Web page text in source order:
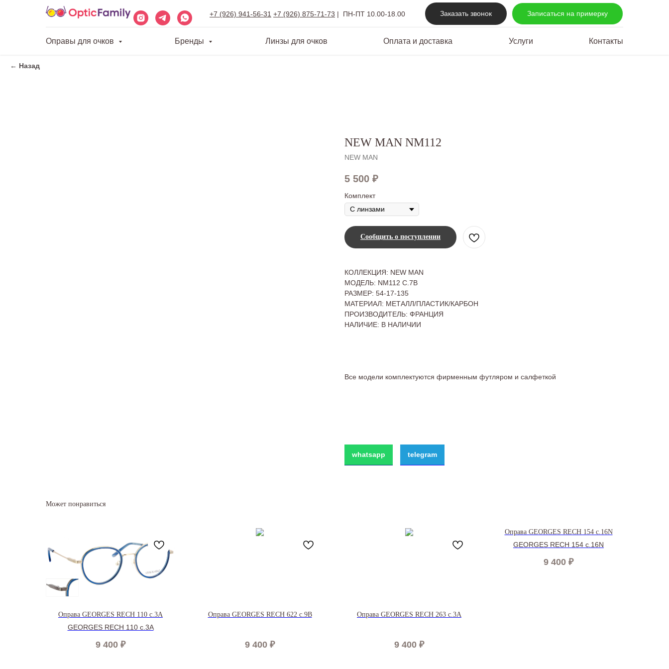
+7 (926) 941-56-31 +7 (926) 875-71-73 | ПН-ПТ 10.00-18.00 Заказать звонок Записаться на примерку
Оправы для очков Бренды Линзы для очков Оплата и доставка Услуги Контакты
← Назад
NEW MAN NM112
NEW MAN
5 500 ₽
Комплект
Сообщить о поступлении
КОЛЛЕКЦИЯ: NEW MAN
МОДЕЛЬ: NM112 C.7B
РАЗМЕР: 54-17-135
МАТЕРИАЛ: МЕТАЛЛ/ПЛАСТИК/КАРБОН
ПРОИЗВОДИТЕЛЬ: ФРАНЦИЯ
НАЛИЧИЕ: В НАЛИЧИИ
Все модели комплектуются фирменным футляром и салфеткой
whatsapp telegram
Может понравиться
Оправа GEORGES RECH 110 c.3A
GEORGES RECH 110 c.3A
9 400 ₽
Оправа GEORGES RECH 622 c.9B
9 400 ₽
Оправа GEORGES RECH 263 c.3A
9 400 ₽
Оправа GEORGES RECH 154 c.16N
GEORGES RECH 154 c.16N
9 400 ₽